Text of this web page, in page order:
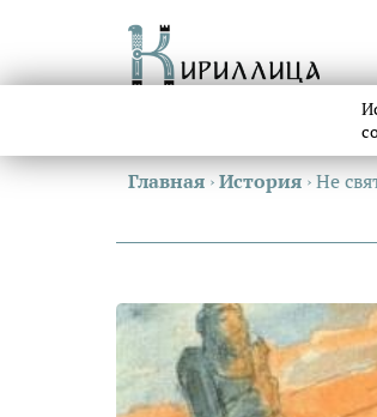
Главная ›История ›Не